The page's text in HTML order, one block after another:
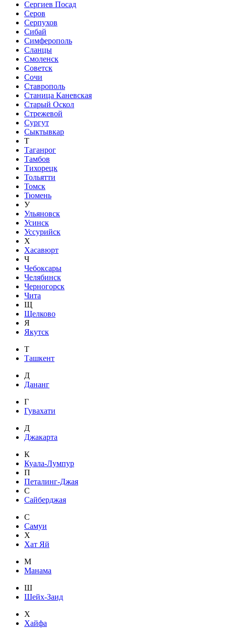
Сергиев Посад
Серов
Серпухов
Сибай
Симферополь
Сланцы
Смоленск
Советск
Сочи
Ставрополь
Станица Каневская
Старый Оскол
Стрежевой
Сургут
Сыктывкар
Т
Таганрог
Тамбов
Тихорецк
Тольятти
Томск
Тюмень
У
Ульяновск
Усинск
Уссурийск
Х
Хасавюрт
Ч
Чебоксары
Челябинск
Черногорск
Чита
Щ
Щелково
Я
Якутск
Т
Ташкент
Д
Дананг
Г
Гувахати
Д
Джакарта
К
Куала-Лумпур
П
Петалинг-Джая
С
Сайберджая
С
Самуи
Х
Хат Яй
М
Манама
Ш
Шейх-Заид
Х
Хайфа